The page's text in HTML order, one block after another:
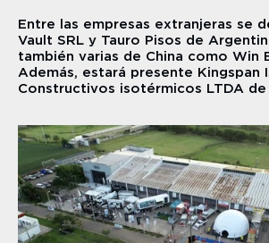
Entre las empresas extranjeras se
Vault SRL y Tauro Pisos de
también varias de China como Win
Además, estará presente Kingspan
Constructivos isotérmicos LTDA de